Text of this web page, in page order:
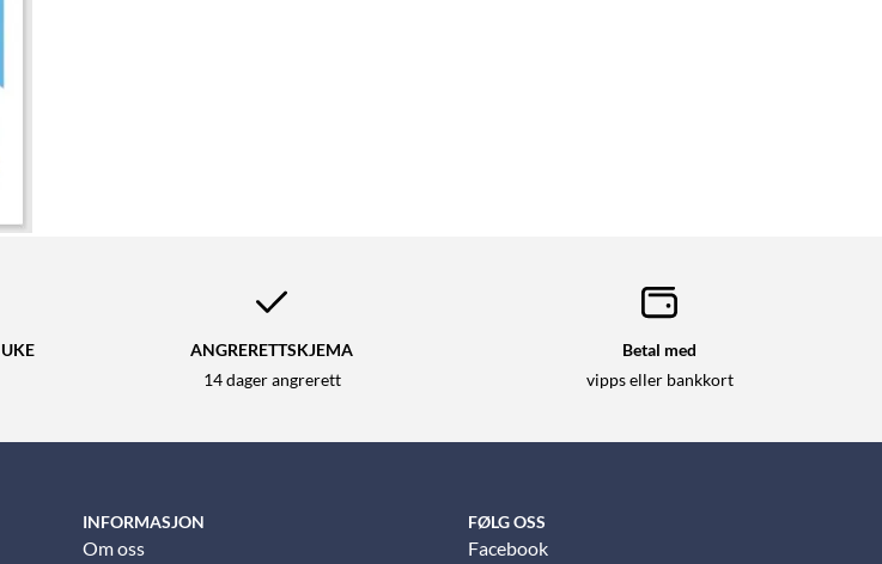
ANGRERETTSKJEMA
14 dager angrerett
Betal med
vipps eller bankkort
INFORMASJON
Om oss
FØLG OSS
Facebook